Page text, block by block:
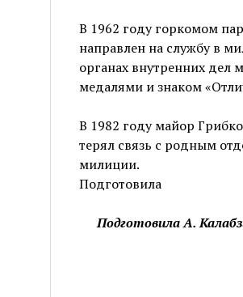
В 1962 году горкомом
направлен на службу в
органах внутренних
медалями и знаком
В 1982 году майор
терял связь с родным
милиции.
Подготовила
Подготовила А.